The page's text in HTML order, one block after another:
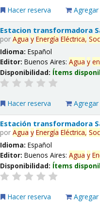
Hacer reserva
Estacion transformadora
porAgua y Energía Eléctrica,
Idioma:Español
Editor:Buenos Aires:Agua y
Disponibilidad: Ítems
Hacer reserva
Estación transformadora
porAgua y Energía Eléctrica,
Idioma:Español
Editor:Buenos Aires:Agua y
Disponibilidad: Ítems
Hacer reserva